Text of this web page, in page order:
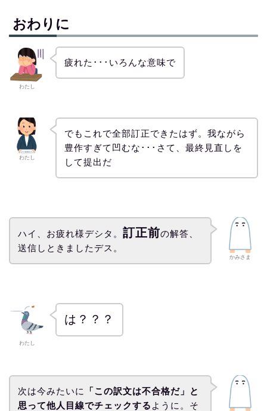
おわりに
わたし
疲れた･･･いろんな意味で
わたし
でもこれで全部訂正できたはず。我ながら
豊作すぎて凹むな･･･さて、最終見直しを
して提出だ
かみさま
ハイ、お疲れ様デシタ。 訂正前の解答、
送信しときましたデス。
わたし
は？？？
次は今みたいに
「この訳文は不合格だ」と
思って他人目線でチェックする ように。そ